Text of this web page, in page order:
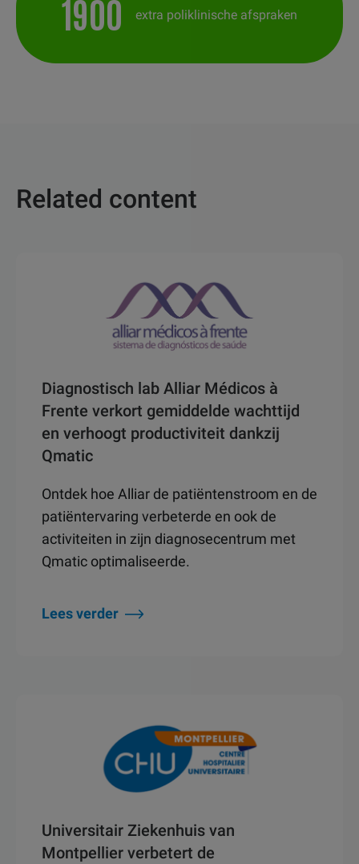
1900 extra poliklinische afspraken
Related content
Diagnostisch lab Alliar Médicos à
Frente verkort gemiddelde wachttijd
en verhoogt productiviteit dankzij
Qmatic
Ontdek hoe Alliar de patiëntenstroom en de
patiëntervaring verbeterde en ook de
activiteiten in zijn diagnosecentrum met
Qmatic optimaliseerde.
Lees verder
Universitair Ziekenhuis van
Montpellier verbetert de